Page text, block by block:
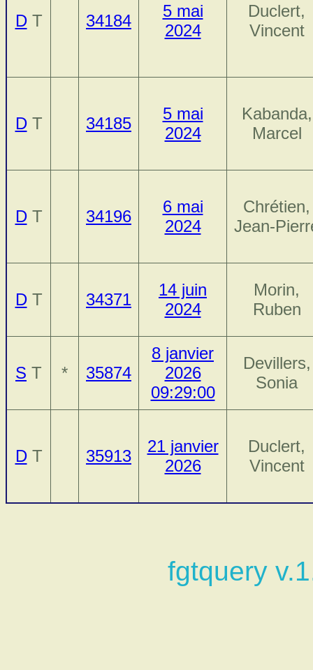
DT 34184
5 mai
2024
Duclert,
Vincent
DT 34185
5 mai
2024
Kabanda,
Marcel
DT 34196
6 mai
2024
Chrétien,
Jean-
DT 34371
14 juin
2024
Morin,
Ruben
S T * 35874
8 janvier
2026
09:29:00
Devillers,
Sonia
DT 35913
21 janvier
2026
Duclert,
Vincent
fgtquery